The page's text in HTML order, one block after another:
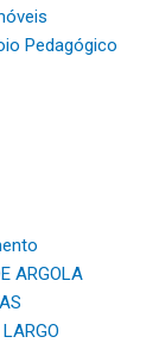
Pedagógico
ARGOLA